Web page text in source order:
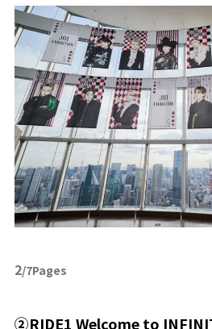
2/7Pages
②RIDE1 Welcome to